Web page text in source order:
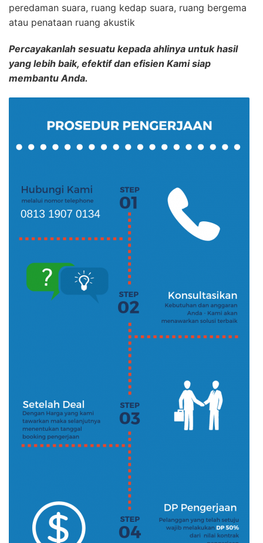
peredaman suara, ruang kedap suara, ruang bergema
atau penataan ruang akustik
Percayakanlah sesuatu kepada ahlinya untuk hasil
yang lebih baik, efektif dan efisien Kami siap
membantu Anda.